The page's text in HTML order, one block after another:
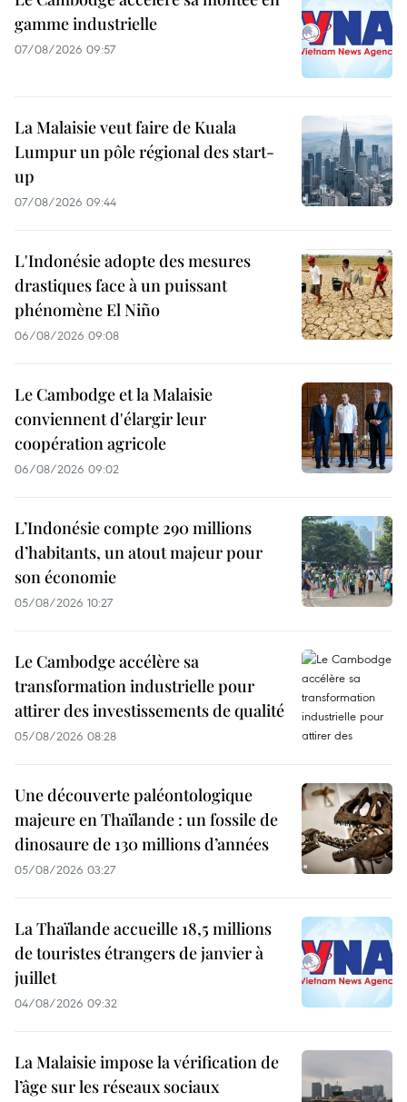
gamme industrielle
07/08/2026 09:57
La Malaisie veut faire de Kuala
Lumpur un pôle régional des start-
up
07/08/2026 09:44
L'Indonésie adopte des mesures
drastiques face à un puissant
phénomène El Niño
06/08/2026 09:08
Le Cambodge et la Malaisie
conviennent d'élargir leur
coopération agricole
06/08/2026 09:02
L’Indonésie compte 290 millions
d’habitants, un atout majeur pour
son économie
05/08/2026 10:27
Le Cambodge accélère sa
transformation industrielle pour
attirer des investissements de qualité
05/08/2026 08:28
Une découverte paléontologique
majeure en Thaïlande : un fossile de
dinosaure de 130 millions d’années
05/08/2026 03:27
La Thaïlande accueille 18,5 millions
de touristes étrangers de janvier à
juillet
04/08/2026 09:32
La Malaisie impose la vérification de
l’âge sur les réseaux sociaux